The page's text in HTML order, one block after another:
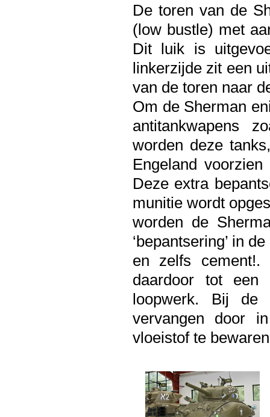
De toren van de
(low bustle) met
Dit luik is
linkerzijde zit een
van de toren naar
Om de Sherman
antitankwapens
worden deze
Engeland
Deze extra
munitie wordt
worden de
‘bepantsering’ in
en zelfs
daardoor tot een
loopwerk. Bij de
vervangen door
vloeistof te